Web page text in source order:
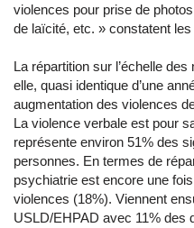
violences pour prise de
de laïcité, etc. » constatent
La répartition sur l’échelle
elle, quasi identique d’une
augmentation des violences
La violence verbale est pour
représente environ 51% des
personnes. En termes de
psychiatrie est encore une
violences (18%). Viennent
USLD/EHPAD avec 11% des